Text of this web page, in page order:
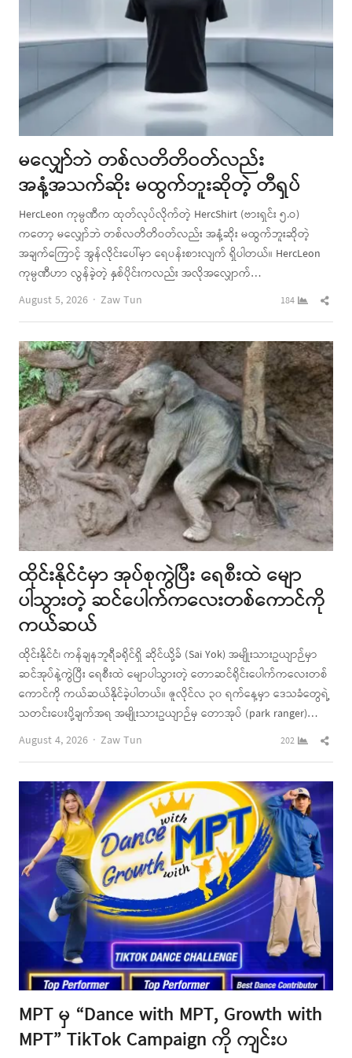
မလျှော်ဘဲ တစ်လတိတိဝတ်လည်း
အနံ့အသက်ဆိုး မထွက်ဘူးဆိုတဲ့ တီရှပ်
HercLeon ကုမ္ပဏီက ထုတ်လုပ်လိုက်တဲ့ HercShirt (ဗားရှင်း ၅.ဝ)
ကတော့ မလျှော်ဘဲ တစ်လတိတိဝတ်လည်း အနံ့ဆိုး မထွက်ဘူးဆိုတဲ့
အချက်ကြောင့် အွန်လိုင်းပေါ်မှာ ရေပန်းစားလျက် ရှိပါတယ်။ HercLeon
ကုမ္ပဏီဟာ လွန်ခဲ့တဲ့ နှစ်ပိုင်းကလည်း အလိုအလျှောက်…
August 5, 2026
Author
Zaw Tun 184
ထိုင်းနိုင်ငံမှာ အုပ်စုကွဲပြီး ရေစီးထဲ မျော
ပါသွားတဲ့ ဆင်ပေါက်ကလေးတစ်ကောင်ကို
ကယ်ဆယ်
ထိုင်းနိုင်ငံ၊ ကန်ချနဘူရီခရိုင်ရှိ ဆိုင်ယို့ခ် (Sai Yok) အမျိုးသားဥယျာဉ်မှာ
ဆင်အုပ်နဲ့ကွဲပြီး ရေစီးထဲ မျောပါသွားတဲ့ တောဆင်ရိုင်းပေါက်ကလေးတစ်
ကောင်ကို ကယ်ဆယ်နိုင်ခဲ့ပါတယ်။ ဇူလိုင်လ ၃၀ ရက်နေ့မှာ ဒေသခံတွေရဲ့
သတင်းပေးပို့ချက်အရ အမျိုးသားဥယျာဉ်မှ တောအုပ် (park ranger)…
August 4, 2026
Author
Zaw Tun 202
MPT မှ “Dance with MPT, Growth with
MPT” TikTok Campaign ကို ကျင်းပ